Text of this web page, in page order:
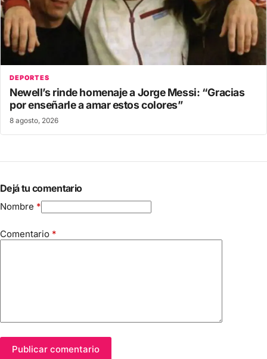
DEPORTES
Newell’s rinde homenaje a Jorge Messi: “Gracias
por enseñarle a amar estos colores”
8 agosto, 2026
Dejá tu comentario
Nombre *
Comentario *
Publicar comentario